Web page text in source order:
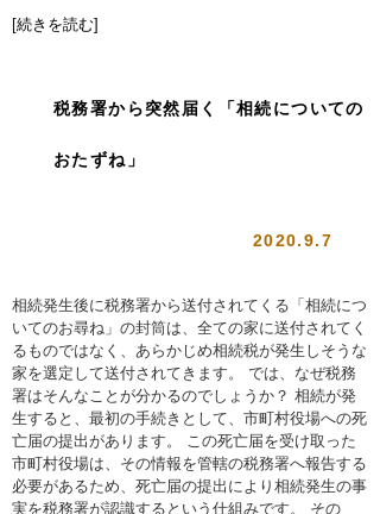
[続きを読む]
税務署から突然届く「相続についての
おたずね」
2020.9.7
相続発生後に税務署から送付されてくる「相続につ
いてのお尋ね」の封筒は、全ての家に送付されてく
るものではなく、あらかじめ相続税が発生しそうな
家を選定して送付されてきます。 では、なぜ税務
署はそんなことが分かるのでしょうか？ 相続が発
生すると、最初の手続きとして、市町村役場への死
亡届の提出があります。 この死亡届を受け取った
市町村役場は、その情報を管轄の税務署へ報告する
必要があるため、死亡届の提出により相続発生の事
実を税務署が認識するという仕組みです。 その